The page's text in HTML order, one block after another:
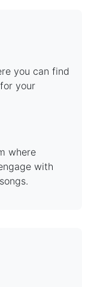
you can find
your
where
with